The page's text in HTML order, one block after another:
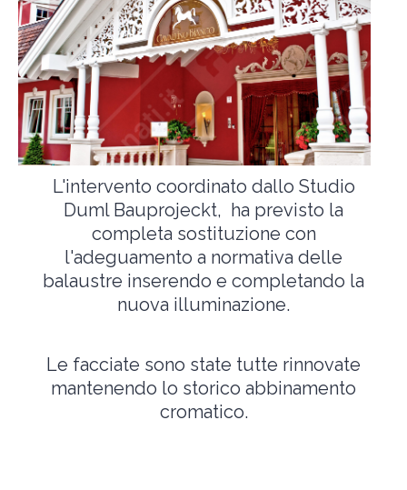
L'intervento coordinato dallo Studio
Duml Bauprojeckt, ha previsto la
completa sostituzione con
l'adeguamento a normativa delle
balaustre inserendo e completando la
nuova illuminazione.
Le facciate sono state tutte rinnovate
mantenendo lo storico abbinamento
cromatico.